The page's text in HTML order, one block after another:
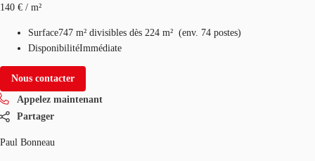
140 € / m²
Surface747 m² divisibles dès 224 m² (env. 74 postes)
DisponibilitéImmédiate
Nous contacter
Appelez maintenant
Partager
Paul Bonneau